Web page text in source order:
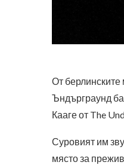
От берлинските
Ъндърграунд
Кааге от The
Суровият им
място за